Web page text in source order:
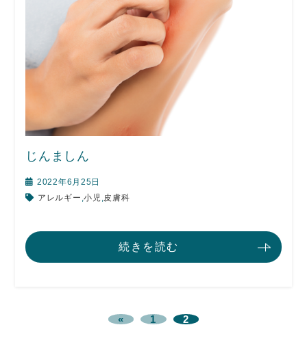
じんましん
2022年6月25日
アレルギー ,小児,皮膚科
続きを読む
« 1 2